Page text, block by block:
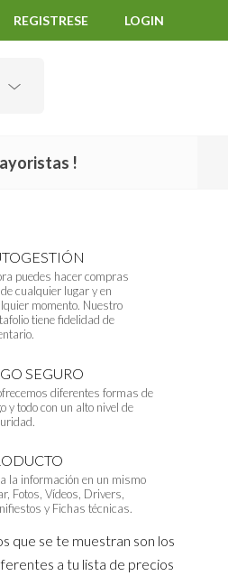
REGISTRESE LOGIN
!
puedes hacer compras
cualquier lugar y en
momento. Nuestro
tiene fidelidad de
SEGURO
diferentes formas de
y todo con un alto nivel de
la información en un mismo
Fotos, Vídeos, Drivers,
y Fichas técnicas.
que se te muestran son los
a tu lista de precios